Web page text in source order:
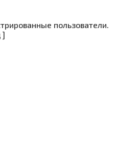
пользователи.
]